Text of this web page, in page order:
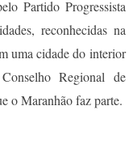
Partido Progressista
reconhecidas na
uma cidade do interior
Regional de
o Maranhão faz parte.